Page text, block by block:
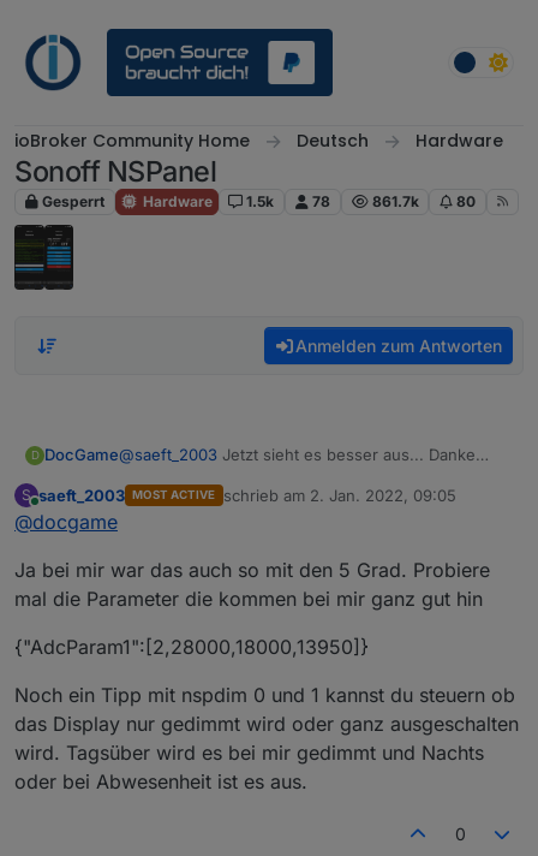
ioBroker Community Home Deutsch Hardware
Sonoff NSPanel
Gesperrt Hardware 1.5k 78 861.7k 80
Anmelden zum Antworten
D DocGame@saeft_2003 Jetzt sieht es besser aus... Danke
wenig an. Das ist im Moment aber nebensächlich.
ioBroker Datenpunkte zuweisen kann z.B. mit
Shelly2.5 betriebene Rollos)
S
Online
saeft_2003 MOST ACTIVE schrieb am 2. Jan. 2022, 09:05
zuletzt editiert von
@docgame
Ja bei mir war das auch so mit den 5 Grad. Probiere
mal die Parameter die kommen bei mir ganz gut hin
{"AdcParam1":[2,28000,18000,13950]}
Noch ein Tipp mit nspdim 0 und 1 kannst du steuern ob
das Display nur gedimmt wird oder ganz ausgeschalten
wird. Tagsüber wird es bei mir gedimmt und Nachts
oder bei Abwesenheit ist es aus.
0